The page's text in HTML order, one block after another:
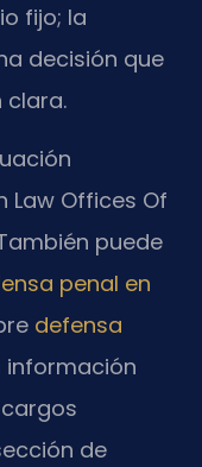
fijo; la
decisión que
clara.
Law Offices Of
puede
penal en
defensa
información
de